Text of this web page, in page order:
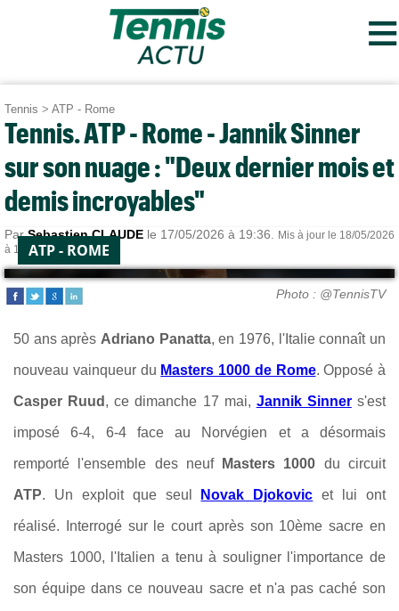
≡
Tennis > ATP - Rome
Tennis. ATP - Rome - Jannik Sinner
sur son nuage : "Deux dernier mois et
demis incroyables"
ParSebastien CLAUDE le 17/05/2026 à 19:36.
Mis à jour le 18/05/2026
à 13:05.ATP - ROME
Photo : @TennisTV
50 ans après Adriano Panatta, en 1976, l'Italie connaît un
nouveau vainqueur du Masters 1000 de Rome. Opposé à
Casper Ruud , ce dimanche 17 mai, Jannik Sinners'est
imposé 6-4, 6-4 face au Norvégien et a désormais
remporté l'ensemble des neuf Masters 1000 du circuit
ATP. Un exploit que seul Novak Djokovic et lui ont
réalisé. Interrogé sur le court après son 10ème sacre en
Masters 1000, l'Italien a tenu à souligner l'importance de
son équipe dans ce nouveau sacre et n'a pas caché son